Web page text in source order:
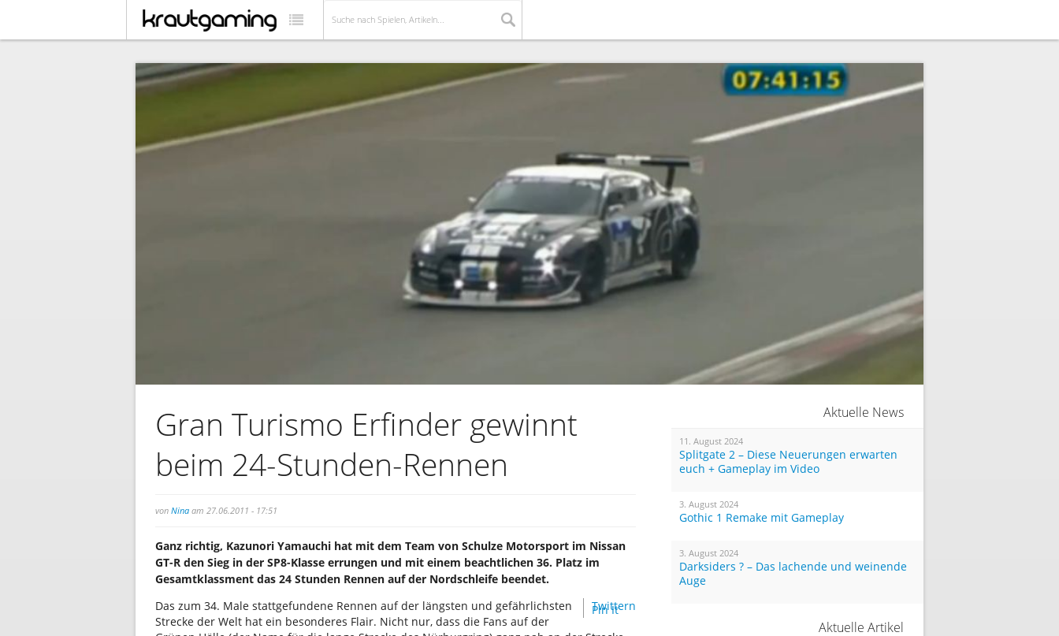
Gran Turismo Erfinder gewinnt
beim 24-Stunden-Rennen
von Nina am 27.06.2011 - 17:51
Ganz richtig, Kazunori Yamauchi hat mit dem Team von Schulze Motorsport im Nissan
GT-R den Sieg in der SP8-Klasse errungen und mit einem beachtlichen 36. Platz im
Gesamtklassment das 24 Stunden Rennen auf der Nordschleife beendet.
Twittern
Pin It
Das zum 34. Male stattgefundene Rennen auf der längsten und gefährlichsten
Strecke der Welt hat ein besonderes Flair. Nicht nur, dass die Fans auf der
Aktuelle News
11. August 2024
Splitgate 2 – Diese Neuerungen erwarten
euch + Gameplay im Video
3. August 2024
Gothic 1 Remake mit Gameplay
3. August 2024
Darksiders ? – Das lachende und weinende
Auge
Aktuelle Artikel